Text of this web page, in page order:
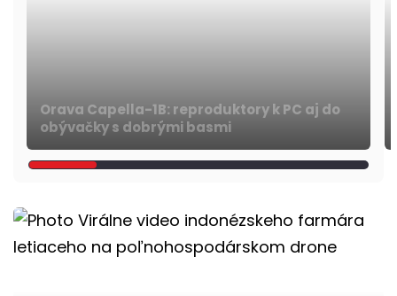
Orava Capella-1B: reproduktory k PC aj do
obývačky s dobrými basmi